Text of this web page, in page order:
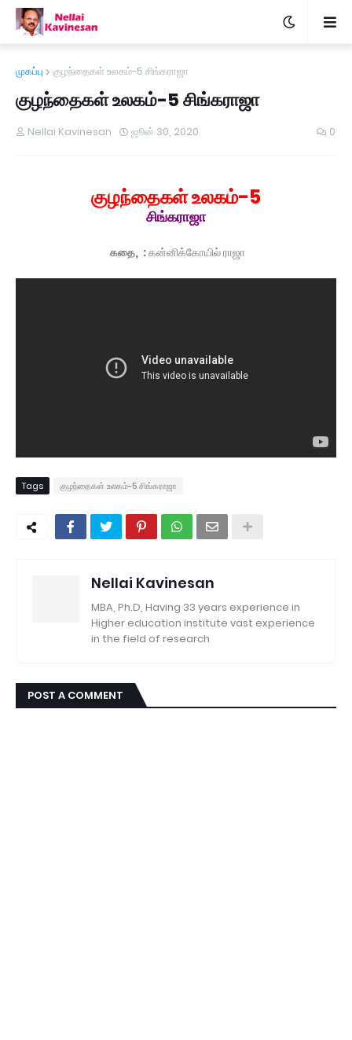
முகப்பு குழந்தைகள் உலகம்-5 சிங்கராஜா
குழந்தைகள் உலகம்-5 சிங்கராஜா
Nellai Kavinesan ஜூன் 30, 2020 0
குழந்தைகள் உலகம்-5
சிங்கராஜா
கதை, :கன்னிக்கோயில் ராஜா
Tags குழந்தைகள் உலகம்-5 சிங்கராஜா
Nellai Kavinesan
MBA, Ph.D, Having 33 years experience in
Higher education institute vast experience
in the field of research
POST A COMMENT